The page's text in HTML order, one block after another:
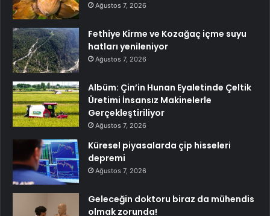
Ağustos 7, 2026
Fethiye Kirme ve Kozağaç içme suyu
hatları yenileniyor
Ağustos 7, 2026
Albüm: Çin’in Hunan Eyaletinde Çeltik
Üretimi İnsansız Makinelerle
Gerçekleştiriliyor
Ağustos 7, 2026
Küresel piyasalarda çip hisseleri
depremi
Ağustos 7, 2026
Geleceğin doktoru biraz da mühendis
olmak zorunda!